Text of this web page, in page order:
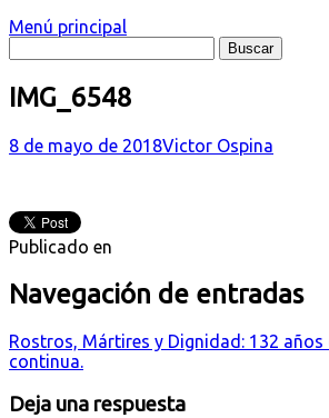
Menú principal
IMG_6548
8 de mayo de 2018Victor Ospina
Publicado en
Navegación de entradas
Rostros, Mártires y Dignidad: 132 años
continua.
Deja una respuesta